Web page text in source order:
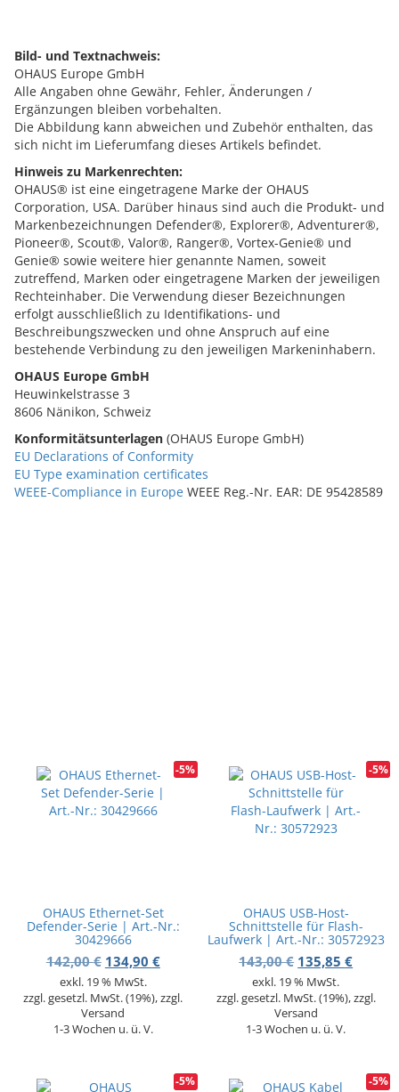
Bild- und Textnachweis:
OHAUS Europe GmbH
Alle Angaben ohne Gewähr, Fehler, Änderungen /
Ergänzungen bleiben vorbehalten.
Die Abbildung kann abweichen und Zubehör enthalten, das
sich nicht im Lieferumfang dieses Artikels befindet.
Hinweis zu Markenrechten:
OHAUS® ist eine eingetragene Marke der OHAUS
Corporation, USA. Darüber hinaus sind auch die Produkt- und
Markenbezeichnungen Defender®, Explorer®, Adventurer®,
Pioneer®, Scout®, Valor®, Ranger®, Vortex-Genie® und
Genie® sowie weitere hier genannte Namen, soweit
zutreffend, Marken oder eingetragene Marken der jeweiligen
Rechteinhaber. Die Verwendung dieser Bezeichnungen
erfolgt ausschließlich zu Identifikations- und
Beschreibungszwecken und ohne Anspruch auf eine
bestehende Verbindung zu den jeweiligen Markeninhabern.
OHAUS Europe GmbH
Heuwinkelstrasse 3
8606 Nänikon, Schweiz
Konformitätsunterlagen (OHAUS Europe GmbH)
EU Declarations of Conformity
EU Type examination certificates
WEEE-Compliance in Europe WEEE Reg.-Nr. EAR: DE 95428589
-5%
OHAUS Ethernet-Set
Defender-Serie | Art.-Nr.:
30429666
142,00€ Ursprünglicher Preis war: 142,00 €
134,90 €Aktueller Preis ist: 134,90 €.
exkl. 19 % MwSt.
zzgl. gesetzl. MwSt. (19%), zzgl.
Versand
1-3 Wochen u. ü. V.
-5%
OHAUS USB-Host-
Schnittstelle für Flash-
Laufwerk | Art.-Nr.: 30572923
143,00€ 135,85€
exkl. 19 % MwSt.
zzgl. gesetzl. MwSt. (19%), zzgl.
Versand
1-3 Wochen u. ü. V.
-5% -5%